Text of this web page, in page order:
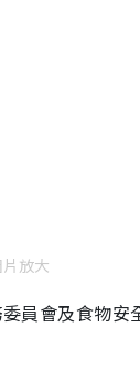
放大
員會及食物